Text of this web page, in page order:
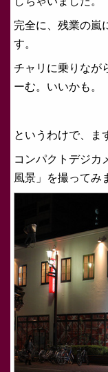
完全に、残業の嵐
す。
チャリに乗りなが
ーむ。いいかも。
というわけで、ま
コンパクトデジカ
風景」を撮ってみ